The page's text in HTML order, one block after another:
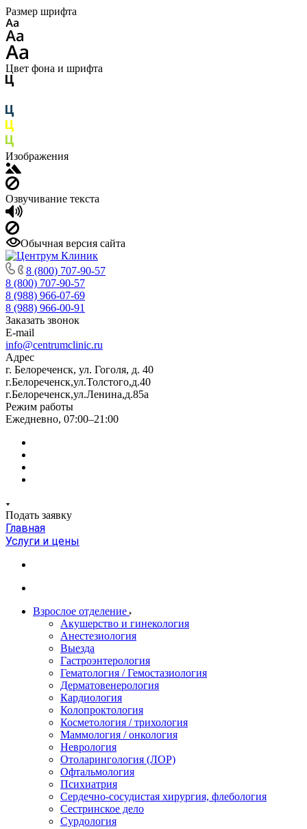
Размер шрифта
Цвет фона и шрифта
Изображения
Озвучивание текста
Обычная версия сайта
8 (800) 707-90-57
8 (800) 707-90-57
8 (988) 966-07-69
8 (988) 966-00-91
Заказать звонок
E-mail
info@centrumclinic.ru
Адрес
г. Белореченск, ул. Гоголя, д. 40
г.Белореченск,ул.Толстого,д.40
г.Белореченск,ул.Ленина,д.85а
Режим работы
Ежедневно, 07:00–21:00
Подать заявку
Главная
Услуги и цены
Взрослое отделение
Акушерство и гинекология
Анестезиология
Выезда
Гастроэнтерология
Гематология / Гемостазиология
Дерматовенерология
Кардиология
Колопроктология
Косметология / трихология
Маммология / онкология
Неврология
Отоларингология (ЛОР)
Офтальмология
Психиатрия
Сердечно-сосудистая хирургия, флебология
Сестринское дело
Сурдология